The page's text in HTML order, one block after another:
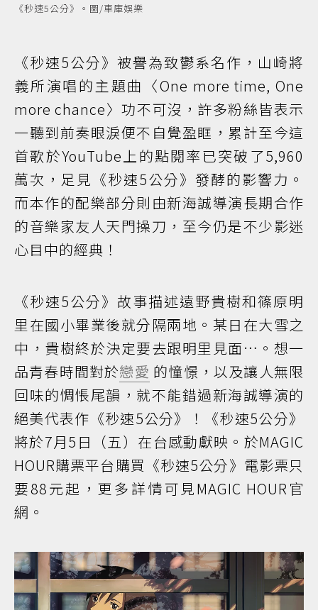
《秒速5公分》。圖/車庫娛樂
《秒速5公分》被譽為致鬱系名作，山崎將
義所演唱的主題曲〈One more time, One
more chance〉功不可沒，許多粉絲皆表示
一聽到前奏眼淚便不自覺盈眶，累計至今這
首歌於YouTube上的點閱率已突破了5,960
萬次，足見《秒速5公分》發酵的影響力。
而本作的配樂部分則由新海誠導演長期合作
的音樂家友人天門操刀，至今仍是不少影迷
心目中的經典！
《秒速5公分》故事描述遠野貴樹和篠原明
里在國小畢業後就分隔兩地。某日在大雪之
中，貴樹終於決定要去跟明里見面…。想一
品青春時間對於戀愛 的憧憬，以及讓人無限
回味的惆悵尾韻，就不能錯過新海誠導演的
絕美代表作《秒速5公分》！《秒速5公分》
將於7月5日（五）在台感動獻映。於MAGIC
HOUR購票平台購買《秒速5公分》電影票只
要88元起，更多詳情可見MAGIC HOUR官
網。